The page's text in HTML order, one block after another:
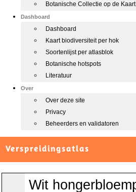
Botanische Collectie op de Kaart
Dashboard
Dashboard
Kaart biodiversiteit per hok
Soortenlijst per atlasblok
Botanische hotspots
Literatuur
Over
Over deze site
Privacy
Beheerders en validatoren
Verspreidingsatlas